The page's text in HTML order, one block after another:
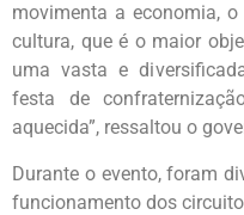
movimenta a economia,
cultura, que é o maior
uma vasta e
festa de
aquecida”, ressaltou o
Durante o evento, foram
funcionamento dos